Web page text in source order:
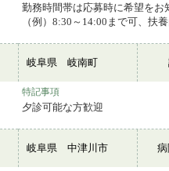
勤務時間帯は応募時に希望をお
（例）8:30～14:00まで可、扶
岐阜県 岐南町
特記事項
夕診可能な方歓迎
岐阜県 中津川市